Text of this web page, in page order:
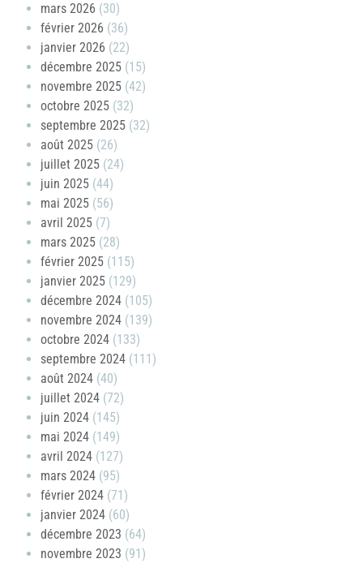
mars 2026 (30)
février 2026 (36)
janvier 2026 (22)
décembre 2025 (15)
novembre 2025 (42)
octobre 2025 (32)
septembre 2025 (32)
août 2025 (26)
juillet 2025 (24)
juin 2025 (44)
mai 2025 (56)
avril 2025 (7)
mars 2025 (28)
février 2025 (115)
janvier 2025 (129)
décembre 2024 (105)
novembre 2024 (139)
octobre 2024 (133)
septembre 2024 (111)
août 2024 (40)
juillet 2024 (72)
juin 2024 (145)
mai 2024 (149)
avril 2024 (127)
mars 2024 (95)
février 2024 (71)
janvier 2024 (60)
décembre 2023 (64)
novembre 2023 (91)